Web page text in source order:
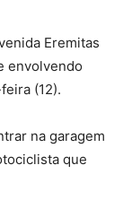
Eremitas
envolvendo
(12).
na garagem
que